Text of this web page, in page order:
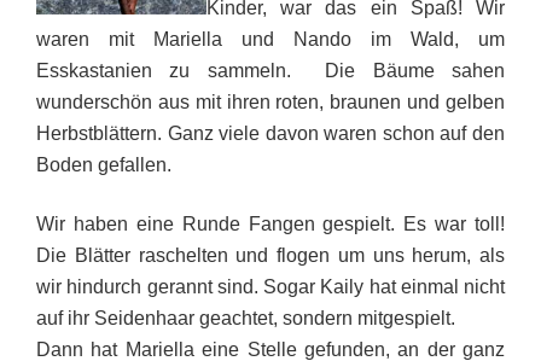
Kinder, war das ein Spaß! Wir
waren mit Mariella und Nando im Wald, um
Esskastanien zu sammeln. Die Bäume sahen
wunderschön aus mit ihren roten, braunen und gelben
Herbstblättern. Ganz viele davon waren schon auf den
Boden gefallen.
Wir haben eine Runde Fangen gespielt. Es war toll!
Die Blätter raschelten und flogen um uns herum, als
wir hindurch gerannt sind. Sogar Kaily hat einmal nicht
auf ihr Seidenhaar geachtet, sondern mitgespielt.
Dann hat Mariella eine Stelle gefunden, an der ganz